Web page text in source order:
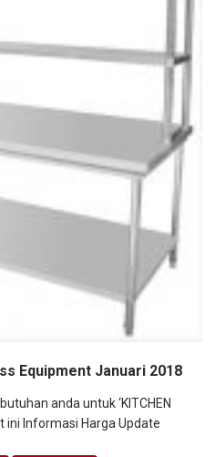
Equipment Januari 2018
anda untuk ‘KITCHEN
ini Informasi Harga Update